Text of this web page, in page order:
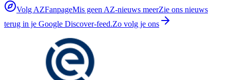
Volg AZFanpageMis geen AZ-nieuws meerZie ons nieuws
terug in je Google Discover-feed.Zo volg je ons